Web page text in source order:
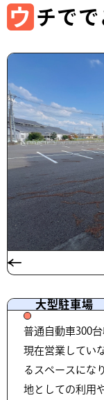
ウ チでで
大型駐車場
普通自動車300
現在営業してい
るスペースにな
地としての利用